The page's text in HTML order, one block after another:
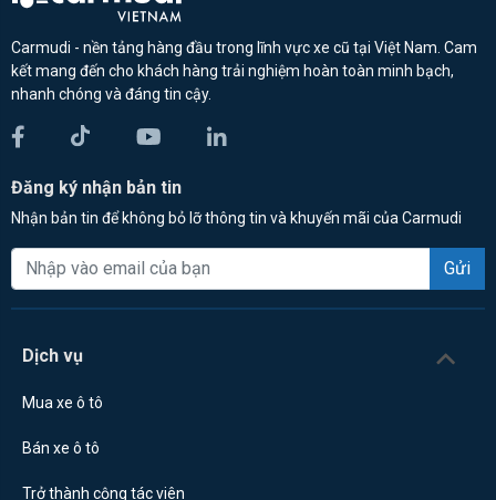
Carmudi - nền tảng hàng đầu trong lĩnh vực xe cũ tại Việt Nam. Cam
kết mang đến cho khách hàng trải nghiệm hoàn toàn minh bạch,
nhanh chóng và đáng tin cậy.
Đăng ký nhận bản tin
Nhận bản tin để không bỏ lỡ thông tin và khuyến mãi của Carmudi
Gửi
Dịch vụ
Mua xe ô tô
Bán xe ô tô
Trở thành cộng tác viên